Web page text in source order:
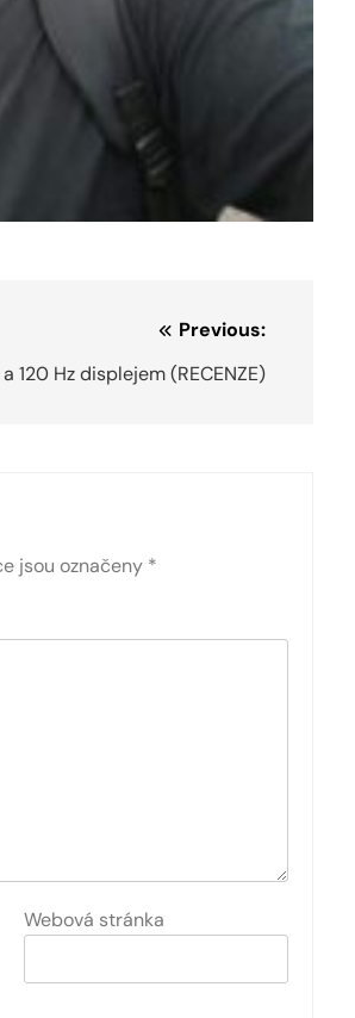
Previous:
120 Hz displejem (RECENZE)
jsou označeny *
Webová stránka